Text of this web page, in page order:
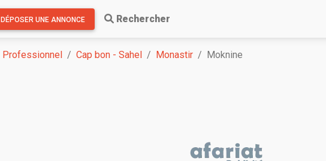
DÉPOSER UNE ANNONCE Rechercher
Professionnel Cap bon - Sahel Monastir Moknine